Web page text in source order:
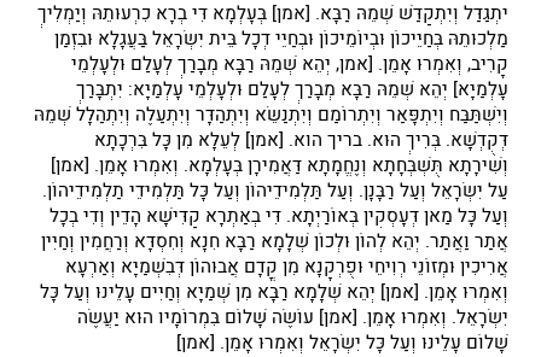
יתְגַּדַּל וְיִתְקַדַּשׁ שְׁמֵהּ רַבָּא. [אמן] בְּעָלְמָא דִּי בְרָא כִרְעוּתֵהּ וְיַמְלִיךְ
מַלְכוּתֵהּ בְּחַיֵּיכוֹן וּבְיוֹמֵיכוֹן וּבְחַיֵּי דְכָל בֵּית יִשְׂרָאֵל בַּעֲגָלָא וּבִזְמַן
קָרִיב, וְאִמְרוּ אָמֵן. [אמן, יְהֵא שְׁמֵהּ רַבָּא מְבָרַךְ לְעָלַם וּלְעָלְמֵי
עָלְמַיָּא] יְהֵא שְׁמֵהּ רַבָּא מְבָרַךְ לְעָלַם וּלְעָלְמֵי עָלְמַיָּא: יִתְבָּרַךְ
וְיִשְׁתַּבַּח וְיִתְפָּאַר וְיִתְרוֹמַם וְיִתְנַשֵּׂא וְיִתְהַדָּר וְיִתְעַלֶּה וְיִתְהַלָּל שְׁמֵהּ
דְּקֻדְשָׁא. בְּרִיךְ הוּא. בריך הוא. [אמן] לְעֵלָּא מִן כָּל בִּרְכָתָא
וְשִׁירָתָא תֻּשְׁבְּחָתָא וְנֶחֱמָתָא דַּאֲמִירָן בְּעָלְמָא. וְאִמְרוּ אָמֵן. [אמן]
עַל יִשְׂרָאֵל וְעַל רַבָּנָן. וְעַל תַּלְמִידֵיהוֹן וְעַל כָּל תַּלְמִידֵי תַלְמִידֵיהוֹן.
וְעַל כָּל מַאן דְּעָסְקִין בְּאוֹרַיְתָא. דִּי בְאַתְרָא קַדִּישָׁא הָדֵין וְדִי בְכָל
אֲתַר וַאֲתַר. יְהֵא לְהוֹן וּלְכוֹן שְׁלָמָא רַבָּא חִנָּא וְחִסְדָּא וְרַחֲמִין וְחַיִּין
אֲרִיכִין וּמְזוֹנֵי רְוִיחֵי וּפֻרְקָנָא מִן קֳדָם אֲבוּהוֹן דְּבִשְׁמַיָּא וְאַרְעָא
וְאִמְרוּ אָמֵן. [אמן] יְהֵא שְׁלָמָא רַבָּא מִן שְׁמַיָּא וְחַיִּים עָלֵינוּ וְעַל כָּל
יִשְׂרָאֵל. וְאִמְרוּ אָמֵן. [אמן] עוֹשֶׂה שָׁלוֹם בִּמְרוֹמָיו הוּא יַעֲשֶׂה
שָׁלוֹם עָלֵינוּ וְעַל כָּל יִשְׂרָאֵל וְאִמְרוּ אָמֵן. [אמן]